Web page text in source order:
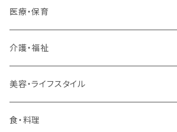
若手社員・中堅社員
リーダー（主任・係長）
管理職
階層共通
医療・保育
介護・福祉
美容・ライフスタイル
食・料理